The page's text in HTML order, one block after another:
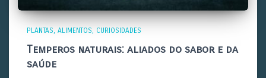
PLANTAS ALIMENTOS CURIOSIDADES
Temperos naturais: aliados do sabor e da
saúde